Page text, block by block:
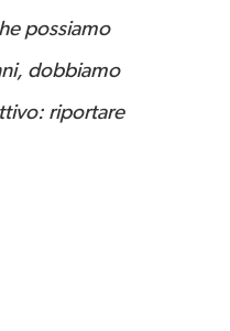
possiamo
dobbiamo
riportare